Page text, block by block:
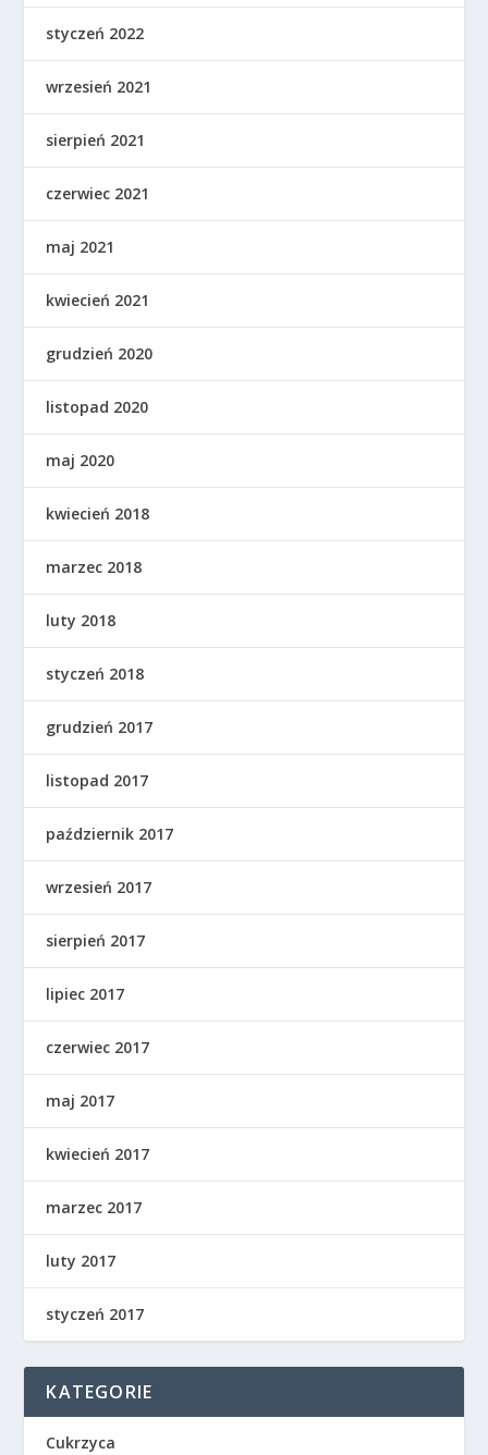
styczeń 2022
wrzesień 2021
sierpień 2021
czerwiec 2021
maj 2021
kwiecień 2021
grudzień 2020
listopad 2020
maj 2020
kwiecień 2018
marzec 2018
luty 2018
styczeń 2018
grudzień 2017
listopad 2017
październik 2017
wrzesień 2017
sierpień 2017
lipiec 2017
czerwiec 2017
maj 2017
kwiecień 2017
marzec 2017
luty 2017
styczeń 2017
KATEGORIE
Cukrzyca